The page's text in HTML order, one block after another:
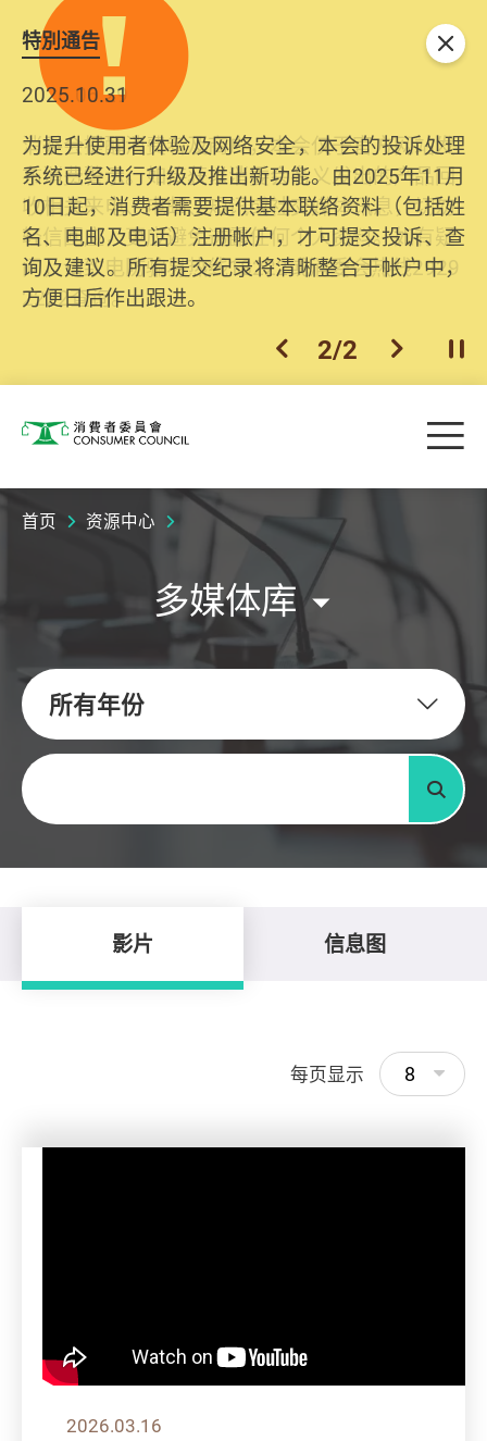
特別通告
2025.10.31
为提升使用者体验及网络安全，本会的投诉处理
系统已经进行升级及推出新功能。由2025年11月
10日起，消费者需要提供基本联络资料（包括姓
名、电邮及电话）注册帐户，才可提交投诉、查
询及建议。所有提交纪录将清晰整合于帐户中，
方便日后作出跟进。
上一个
2/2 下一个开
关闭
消费者委员会 目
首页 资源中心
多媒体库
所有年份
关键字
搜寻
影片 信息图
每页显示 8
2026.03.16